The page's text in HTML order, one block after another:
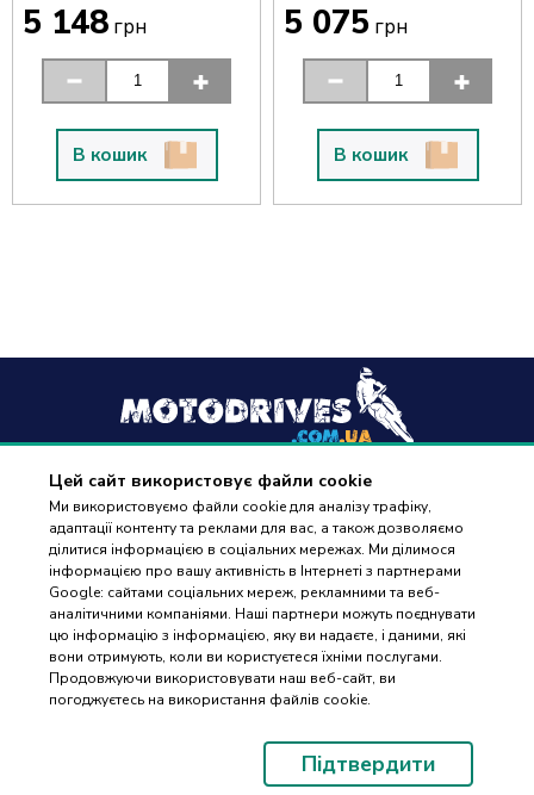
Цей сайт використовує файли cookie
Ми використовуємо файли cookie для аналізу трафіку,
адаптації контенту та реклами для вас, а також дозволяємо
ділитися інформацією в соціальних мережах. Ми ділимося
інформацією про вашу активність в Інтернеті з партнерами
Google: сайтами соціальних мереж, рекламними та веб-
аналітичними компаніями. Наші партнери можуть поєднувати
цю інформацію з інформацією, яку ви надаєте, і даними, які
вони отримують, коли ви користуєтеся їхніми послугами.
Продовжуючи використовувати наш веб-сайт, ви
погоджуєтесь на використання файлів cookie.
Підтвердити
5 148 грн
В кошик
5 075 грн
В кошик
+38(096) 488 77 88
дзвінки приймаються в робочі дні з 9:00 до 18:00
Оплата та доставка
Контакти
ПІДБІР
ЗАПЧАСТИН